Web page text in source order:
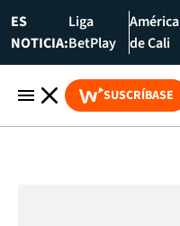
ES
NOTICIA:
Liga
BetPlay
América
de Cali
SUSCRÍBASE